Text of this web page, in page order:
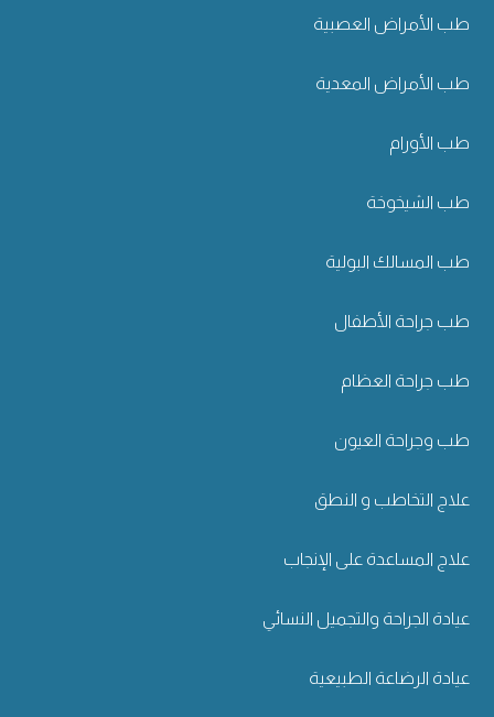
طب الأمراض العصبية
طب الأمراض المعدية
طب الأورام
طب الشيخوخة
طب المسالك البولية
طب جراحة الأطفال
طب جراحة العظام
طب وجراحة العيون
علاج التخاطب و النطق
علاج المساعدة على الإنجاب
عيادة الجراحة والتجميل النسائي
عيادة الرضاعة الطبيعية